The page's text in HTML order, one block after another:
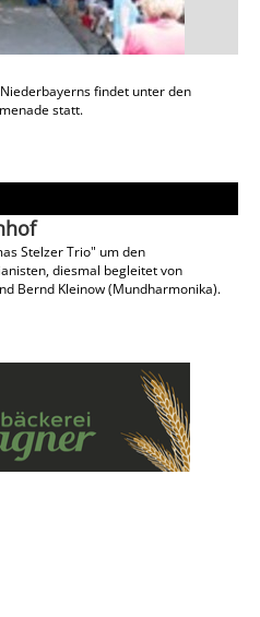
findet unter den
statt.
Stelzer Trio" um den
diesmal begleitet von
Bernd Kleinow (Mundharmonika).